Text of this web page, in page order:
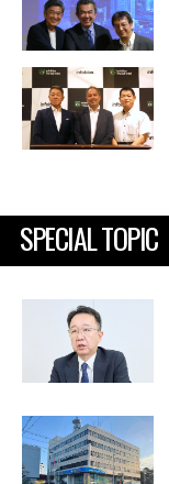
SPECIAL TOPIC